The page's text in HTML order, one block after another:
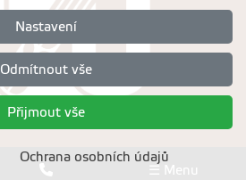
☰ Menu
Nastavení
Odmítnout vše
Přijmout vše
Ochrana osobních údajů